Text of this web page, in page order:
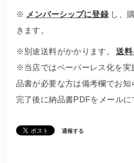
※ メンバーシップに登録 し、
きます。
※別途送料がかかります。
送料
※当店ではペーパーレス化を実
品書が必要な方は備考欄でお知
完了後に納品書PDFをメールに
通報する